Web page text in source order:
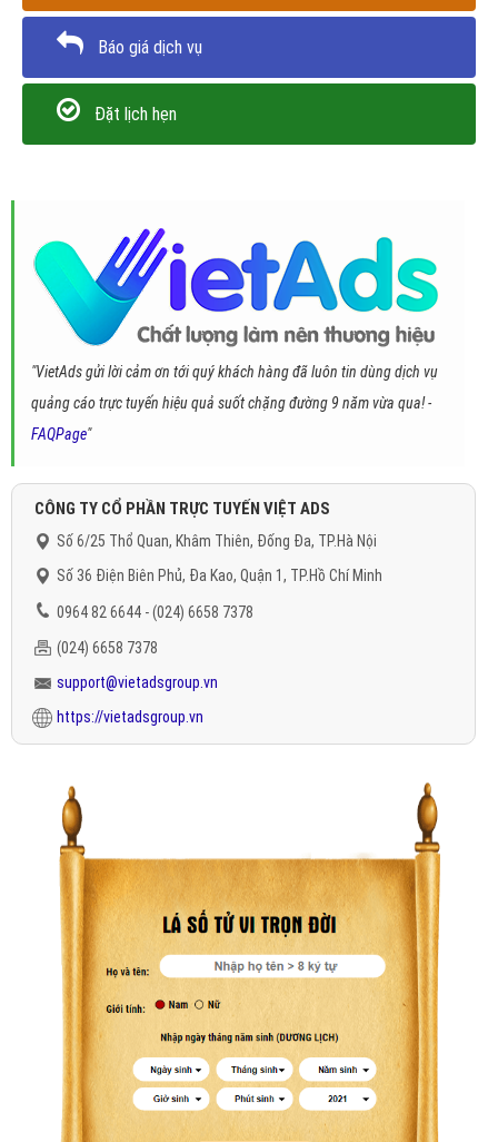
Báo giá dịch vụ
Đặt lịch hẹn
"VietAds gửi lời cảm ơn tới quý khách hàng đã luôn tin dùng dịch vụ
quảng cáo trực tuyến hiệu quả suốt chặng đường 9 năm vừa qua! -
FAQPage"
CÔNG TY CỔ PHẦN TRỰC TUYẾN VIỆT ADS
Số 6/25 Thổ Quan, Khâm Thiên, Đống Đa, TP.Hà Nội
Số 36 Điện Biên Phủ, Đa Kao, Quận 1, TP.Hồ Chí Minh
0964 82 6644 - (024) 6658 7378
(024) 6658 7378
support@vietadsgroup.vn
https://vietadsgroup.vn